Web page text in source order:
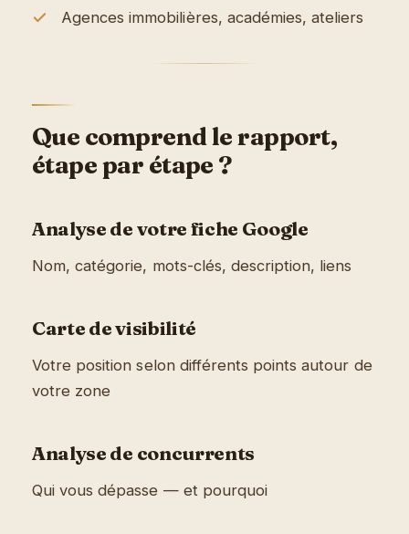
Agences immobilières, académies, ateliers
Que comprend le rapport,
étape par étape ?
Analyse de votre fiche Google
Nom, catégorie, mots-clés, description, liens
Carte de visibilité
Votre position selon différents points autour de
votre zone
Analyse de concurrents
Qui vous dépasse — et pourquoi